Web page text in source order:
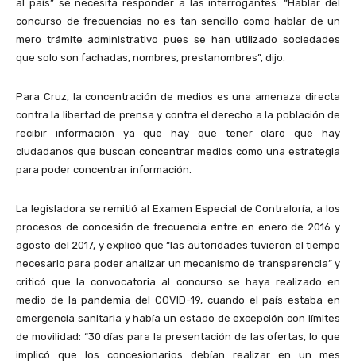
al país” se necesita responder a las interrogantes: “Hablar del
concurso de frecuencias no es tan sencillo como hablar de un
mero trámite administrativo pues se han utilizado sociedades
que solo son fachadas, nombres, prestanombres”, dijo.
Para Cruz, la concentración de medios es una amenaza directa
contra la libertad de prensa y contra el derecho a la población de
recibir información ya que hay que tener claro que hay
ciudadanos que buscan concentrar medios como una estrategia
para poder concentrar información.
La legisladora se remitió al Examen Especial de Contraloría, a los
procesos de concesión de frecuencia entre en enero de 2016 y
agosto del 2017, y explicó que “las autoridades tuvieron el tiempo
necesario para poder analizar un mecanismo de transparencia” y
criticó que la convocatoria al concurso se haya realizado en
medio de la pandemia del COVID-19, cuando el país estaba en
emergencia sanitaria y había un estado de excepción con límites
de movilidad: “30 días para la presentación de las ofertas, lo que
implicó que los concesionarios debían realizar en un mes